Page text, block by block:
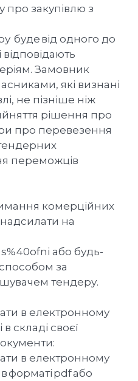
про закупівлю з
буде від одного до
Замовник
які визнані
не пізніше ніж
рішення про
про перевезення
переможців
комерційних
на
або будь-
за
тендеру.
в електронному
складі своєї
в електронному
форматі pdf або